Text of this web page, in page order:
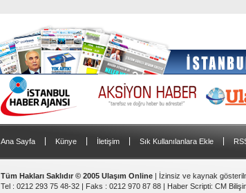
Ana Sayfa Künye İletişim Sık Kullanılanlara Ekle
Tüm Hakları Saklıdır © 2005 Ulaşım Online | İzinsiz ve kaynak
Tel : 0212 293 75 48-32 | Faks : 0212 970 87 88 | Haber Scripti: CM